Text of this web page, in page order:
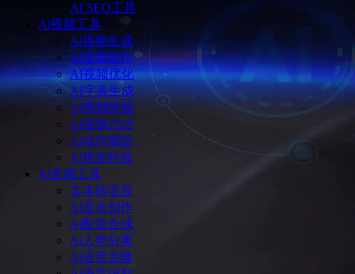
AI SEO工具
Ai视频工具
Ai视频生成
Ai视频制作
AI视频优化
AI字幕生成
AI视频换脸
AI视频总结
Ai动作捕捉
Ai视觉特效
Ai音频工具
文本转语音
Ai音乐创作
Ai配音合成
Ai人声分离
Ai语音克隆